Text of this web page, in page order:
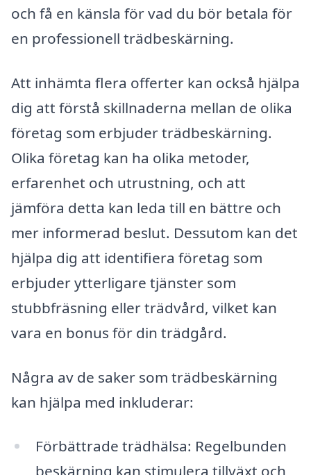
och få en känsla för vad du bör betala för
en professionell trädbeskärning.
Att inhämta flera offerter kan också hjälpa
dig att förstå skillnaderna mellan de olika
företag som erbjuder trädbeskärning.
Olika företag kan ha olika metoder,
erfarenhet och utrustning, och att
jämföra detta kan leda till en bättre och
mer informerad beslut. Dessutom kan det
hjälpa dig att identifiera företag som
erbjuder ytterligare tjänster som
stubbfräsning eller trädvård, vilket kan
vara en bonus för din trädgård.
Några av de saker som trädbeskärning
kan hjälpa med inkluderar:
Förbättrade trädhälsa: Regelbunden
beskärning kan stimulera tillväxt och